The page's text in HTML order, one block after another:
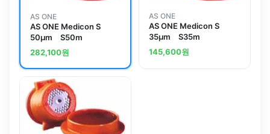
AS ONE
AS ONE Medicon S
50μm S50m
282,100원
AS ONE
AS ONE Medicon S
35μm S35m
145,600원